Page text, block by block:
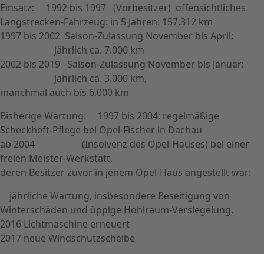
Einsatz: 1992 bis 1997 (Vorbesitzer) offensichtliches
Langstrecken-Fahrzeug: in 5 Jahren: 157.312 km
1997 bis 2002 Saison-Zulassung November bis April:
jährlich ca. 7.000 km
2002 bis 2019 Saison-Zulassung November bis Januar:
jährlich ca. 3.000 km,
manchmal auch bis 6.000 km
Bisherige Wartung: 1997 bis 2004: regelmäßige
Scheckheft-Pflege bei Opel-Fischer in Dachau
ab 2004 (Insolvenz des Opel-Hauses) bei einer
freien Meister-Werkstatt,
deren Besitzer zuvor in jenem Opel-Haus angestellt war:
jährliche Wartung, insbesondere Beseitigung von
Winterschäden und üppige Hohlraum-Versiegelung.
2016 Lichtmaschine erneuert
2017 neue Windschutzscheibe